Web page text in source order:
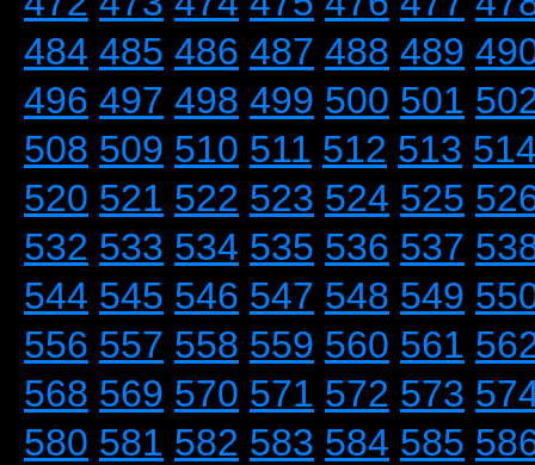
484 485 486 487 488 489
496 497 498 499 500 501
508 509 510 511 512 513
520 521 522 523 524 525
532 533 534 535 536 537
544 545 546 547 548 549
556 557 558 559 560 561
568 569 570 571 572 573
580 581 582 583 584 585